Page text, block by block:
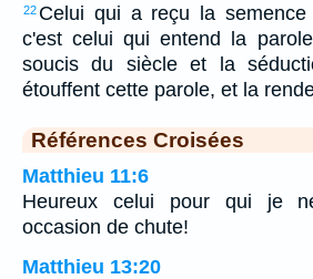
22 Celui qui a reçu la semence
c'est celui qui entend la
soucis du siècle et la
étouffent cette parole, et la
Références Croisées
Matthieu 11:6
Heureux celui pour qui je
occasion de chute!
Matthieu 13:20